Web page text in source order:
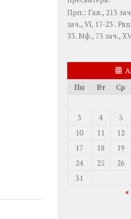
Прп.: Гал., 213
зач., VI, 17-23 .
33. Мф., 73 зач.,
Пн
Вт Ср
3
4 5
10
11 12
17
18 19
24
25 26
31